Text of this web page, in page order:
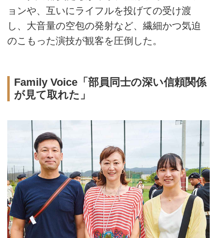
ョンや、互いにライフルを投げての受け渡
し、大音量の空包の発射など、繊細かつ気迫
のこもった演技が観客を圧倒した。
Family Voice「部員同士の深い信頼関係
が見て取れた」